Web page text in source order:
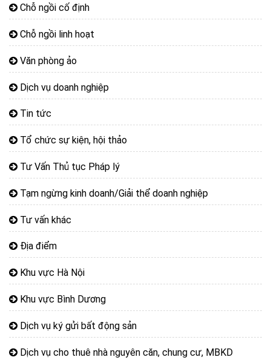
Chỗ ngồi cố định
Chỗ ngồi linh hoạt
Văn phòng ảo
Dịch vụ doanh nghiệp
Tin tức
Tổ chức sự kiện, hội thảo
Tư Vấn Thủ tục Pháp lý
Tạm ngừng kinh doanh/Giải thể doanh nghiệp
Tư vấn khác
Địa điểm
Khu vực Hà Nội
Khu vực Bình Dương
Dịch vụ ký gửi bất động sản
Dịch vụ cho thuê nhà nguyên căn, chung cư, MBKD